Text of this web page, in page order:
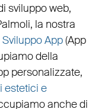
sviluppo web,
la nostra
Sviluppo App(App
della
personalizzate,
estetici e
anche di